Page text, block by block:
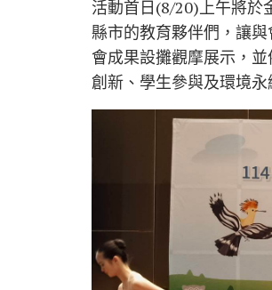
活動首日(8/20)上午將於
縣市的教育夥伴們，讓
會成果設攤觀摩展示，
創新、學生參與及環境